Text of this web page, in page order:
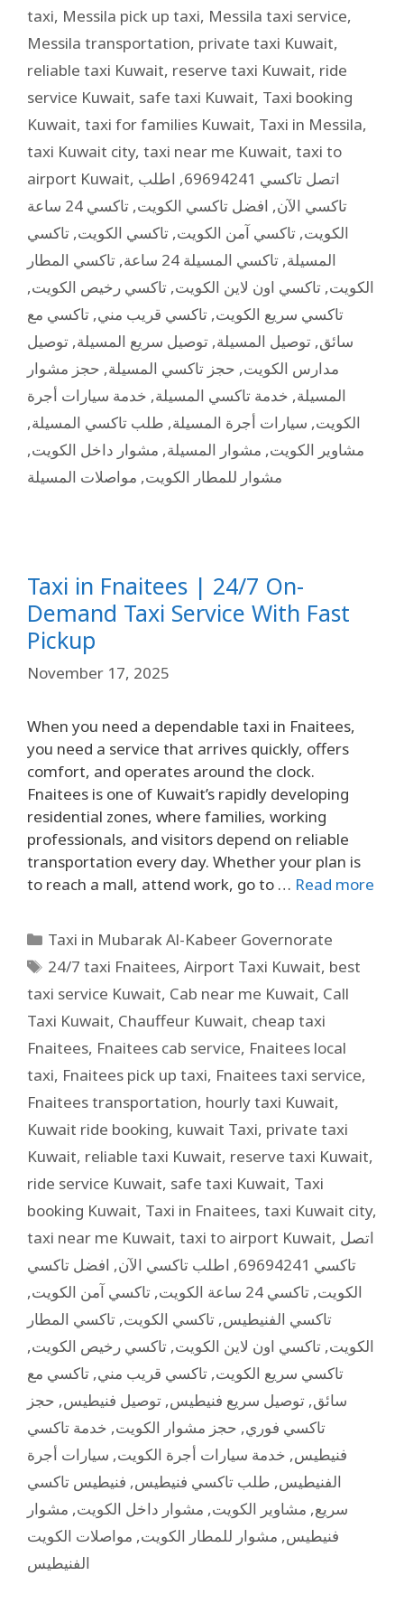
taxi, Messila pick up taxi, Messila taxi service,
Messila transportation, private taxi Kuwait,
reliable taxi Kuwait, reserve taxi Kuwait, ride
service Kuwait, safe taxi Kuwait, Taxi booking
Kuwait, taxi for families Kuwait, Taxi in Messila,
taxi Kuwait city, taxi near me Kuwait, taxi to
airport Kuwait, اتصل تاكسي 69694241 , اطلب
تاكسي الآن, افضل تاكسي الكويت,
تاكسي 24 ساعة
الكويت, تاكسي آمن الكويت, تاكسي الكويت, تاكسي
المسيلة, تاكسي المسيلة 24 ساعة , تاكسي المطار
الكويت, تاكسي اون لاين الكويت, تاكسي رخيص الكويت,
تاكسي سريع الكويت, تاكسي قريب مني, تاكسي مع
سائق, توصيل المسيلة, توصيل سريع المسيلة, توصيل
مدارس الكويت, حجز تاكسي المسيلة, حجز مشوار
المسيلة, خدمة تاكسي المسيلة, خدمة سيارات أجرة
الكويت, سيارات أجرة المسيلة, طلب تاكسي المسيلة,
مشاوير الكويت, مشوار المسيلة, مشوار داخل الكويت,
مشوار للمطار الكويت, مواصلات المسيلة
Taxi in Fnaitees | 24/7 On-
Demand Taxi Service With Fast
Pickup
November 17, 2025
When you need a dependable taxi in Fnaitees,
you need a service that arrives quickly, offers
comfort, and operates around the clock.
Fnaitees is one of Kuwait’s rapidly developing
residential zones, where families, working
professionals, and visitors depend on reliable
transportation every day. Whether your plan is
to reach a mall, attend work, go to … Read more
Taxi in Mubarak Al-Kabeer Governorate
24/7 taxi Fnaitees,Airport Taxi Kuwait, best
taxi service Kuwait, Cab near me Kuwait, Call
Taxi Kuwait, Chauffeur Kuwait, cheap taxi
Fnaitees, Fnaitees cab service, Fnaitees local
taxi, Fnaitees pick up taxi, Fnaitees taxi service,
Fnaitees transportation, hourly taxi Kuwait,
Kuwait ride booking, kuwait Taxi, private taxi
Kuwait, reliable taxi Kuwait, reserve taxi Kuwait,
ride service Kuwait, safe taxi Kuwait, Taxi
booking Kuwait, Taxi in Fnaitees, taxi Kuwait city,
taxi near me Kuwait, taxi to airport Kuwait, اتصل
تاكسي 69694241
, اطلب تاكسي الآن, افضل تاكسي
الكويت, تاكسي 24 ساعة الكويت , تاكسي آمن الكويت,
تاكسي الفنيطيس, تاكسي الكويت, تاكسي المطار
الكويت, تاكسي اون لاين الكويت, تاكسي رخيص الكويت,
تاكسي سريع الكويت, تاكسي قريب مني, تاكسي مع
سائق, توصيل سريع فنيطيس, توصيل فنيطيس, حجز
تاكسي فوري, حجز مشوار الكويت, خدمة تاكسي
فنيطيس, خدمة سيارات أجرة الكويت, سيارات أجرة
الفنيطيس, طلب تاكسي فنيطيس, فنيطيس تاكسي
سريع, مشاوير الكويت, مشوار داخل الكويت, مشوار
فنيطيس, مشوار للمطار الكويت, مواصلات الكويت
الفنيطيس